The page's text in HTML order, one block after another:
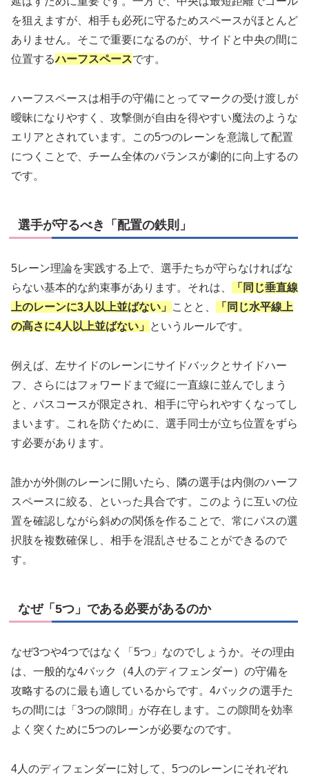
を狙えますが、相手も必死に守るためスペースがほとんど
ありません。そこで重要になるのが、サイドと中央の間に
位置するハーフスペースです。
ハーフスペースは相手の守備にとってマークの受け渡しが
曖昧になりやすく、攻撃側が自由を得やすい魔法のような
エリアとされています。この5つのレーンを意識して配置
につくことで、チーム全体のバランスが劇的に向上するの
です。
選手が守るべき「配置の鉄則」
5レーン理論を実践する上で、選手たちが守らなければな
らない基本的な約束事があります。それは、
「同じ垂直線
上のレーンに3人以上並ばない」
ことと、
「同じ水平線上
の高さに4人以上並ばない」
というルールです。
例えば、左サイドのレーンにサイドバックとサイドハー
フ、さらにはフォワードまで縦に一直線に並んでしまう
と、パスコースが限定され、相手に守られやすくなってし
まいます。これを防ぐために、選手同士が立ち位置をずら
す必要があります。
誰かが外側のレーンに開いたら、隣の選手は内側のハーフ
スペースに絞る、といった具合です。このように互いの位
置を確認しながら斜めの関係を作ることで、常にパスの選
択肢を複数確保し、相手を混乱させることができるので
す。
なぜ「5つ」である必要があるのか
なぜ3つや4つではなく「5つ」なのでしょうか。その理由
は、一般的な4バック（4人のディフェンダー）の守備を
攻略するのに最も適しているからです。4バックの選手た
ちの間には「3つの隙間」が存在します。この隙間を効率
よく突くために5つのレーンが必要なのです。
4人のディフェンダーに対して、5つのレーンにそれぞれ